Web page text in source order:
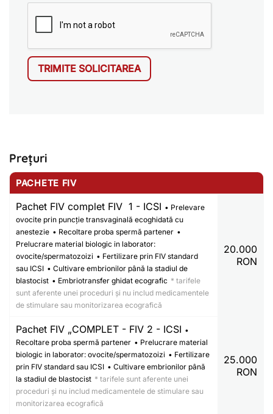
TRIMITE SOLICITAREA
Prețuri
PACHETE FIV
Pachet FIV complet FIV 1 - ICSI • Prelevare
ovocite prin puncție transvaginală ecoghidată cu
anestezie • Recoltare proba spermă partener •
Prelucrare material biologic in laborator:
ovocite/spermatozoizi • Fertilizare prin FIV standard
sau ICSI • Cultivare embrionilor până la stadiul de
blastocist • Embriotransfer ghidat ecografic * tarifele
sunt aferente unei proceduri și nu includ medicamentele
de stimulare sau monitorizarea ecografică
20.000
RON
Pachet FIV „COMPLET - FIV 2 - ICSI •
Recoltare proba spermă partener • Prelucrare material
biologic in laborator: ovocite/spermatozoizi • Fertilizare
prin FIV standard sau ICSI • Cultivare embrionilor până
la stadiul de blastocist * tarifele sunt aferente unei
proceduri și nu includ medicamentele de stimulare sau
monitorizarea ecografică
25.000
RON